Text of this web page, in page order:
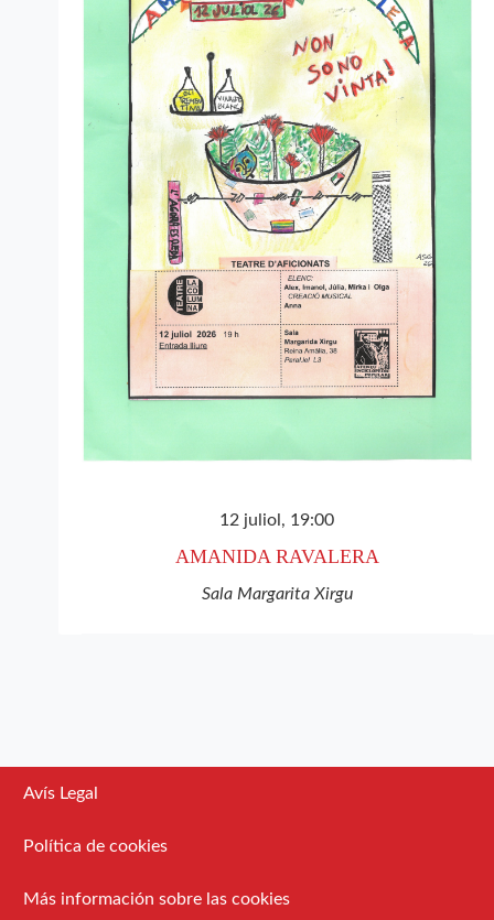
12 juliol, 19:00
AMANIDA RAVALERA
Sala Margarita Xirgu
Avís Legal
Política de cookies
Más información sobre las cookies